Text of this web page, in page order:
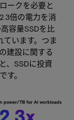
ークを必要と
倍の電力を消
容量SSDを比
います。つま
建設に関する
、SSDに投資
す。